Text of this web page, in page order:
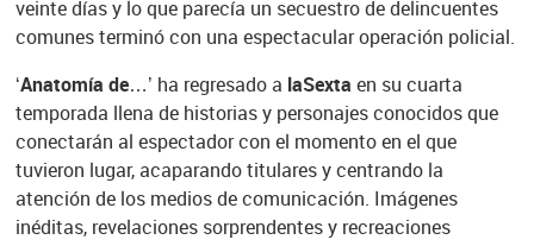
veinte días y lo que parecía un secuestro de delincuentes
comunes terminó con una espectacular operación policial.
‘Anatomía de…’ ha regresado a laSexta en su cuarta
temporada llena de historias y personajes conocidos que
conectarán al espectador con el momento en el que
tuvieron lugar, acaparando titulares y centrando la
atención de los medios de comunicación. Imágenes
inéditas, revelaciones sorprendentes y recreaciones